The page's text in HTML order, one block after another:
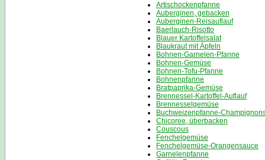
Artischockenpfanne
Auberginen, gebacken
Auberginen-Reisauflauf
Baerlauch-Risotto
Blauer Kartoffelsalat
Blaukraut mit Äpfeln
Bohnen-Garnelen-Pfanne
Bohnen-Gemüse
Bohnen-Tofu-Pfanne
Bohnenpfanne
Bratpaprika-Gemüse
Brennessel-Kartoffel-Auflauf
Brennesselgemüse
Buchweizenpfanne-
Chicoree, überbacken
Couscous
Fenchelgemüse
Fenchelgemüse-Orangensauce
Garnelenpfanne